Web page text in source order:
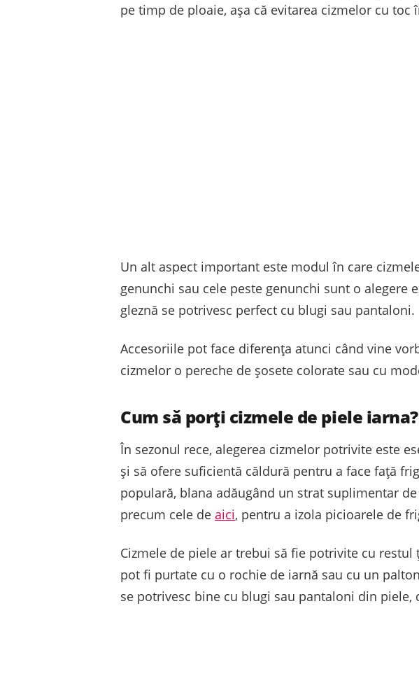
pe timp de ploaie, așa că evitarea cizmelor cu
Un alt aspect important este modul în care
genunchi sau cele peste genunchi sunt o
gleznă se potrivesc perfect cu blugi sau pantaloni.
Accesoriile pot face diferența atunci când vine
cizmelor o pereche de șosete colorate sau cu
Cum să porți cizmele de piele
În sezonul rece, alegerea cizmelor potrivite este
și să ofere suficientă căldură pentru a face față
populară, blana adăugând un strat suplimentar
precum cele de aici, pentru a izola picioarele de
Cizmele de piele ar trebui să fie potrivite cu
pot fi purtate cu o rochie de iarnă sau cu un
se potrivesc bine cu blugi sau pantaloni din piele,